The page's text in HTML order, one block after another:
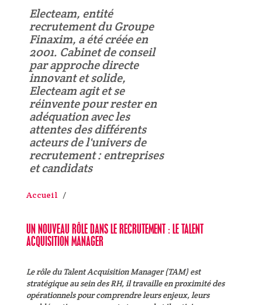
Electeam, entité
recrutement du Groupe
Finaxim, a été créée en
2001. Cabinet de conseil
par approche directe
innovant et solide,
Electeam agit et se
réinvente pour rester en
adéquation avec les
attentes des différents
acteurs de l'univers de
recrutement : entreprises
et candidats
Accueil
UN NOUVEAU RÔLE DANS LE RECRUTEMENT : LE TALENT
ACQUISITION MANAGER
Le rôle du Talent Acquisition Manager (TAM) est
stratégique au sein des RH, il travaille en proximité des
opérationnels pour comprendre leurs enjeux, leurs